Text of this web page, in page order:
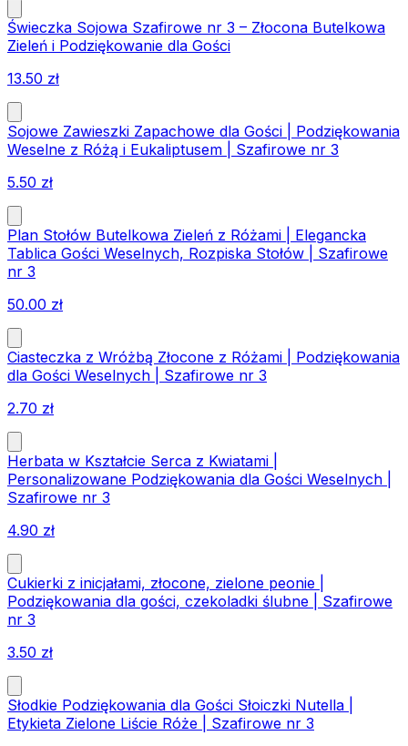
Świeczka Sojowa Szafirowe nr 3 – Złocona Butelkowa
Zieleń i Podziękowanie dla Gości
13.50 zł
Sojowe Zawieszki Zapachowe dla Gości | Podziękowania
Weselne z Różą i Eukaliptusem | Szafirowe nr 3
5.50 zł
Plan Stołów Butelkowa Zieleń z Różami | Elegancka
Tablica Gości Weselnych, Rozpiska Stołów | Szafirowe
nr 3
50.00 zł
Ciasteczka z Wróżbą Złocone z Różami | Podziękowania
dla Gości Weselnych | Szafirowe nr 3
2.70 zł
Herbata w Kształcie Serca z Kwiatami |
Personalizowane Podziękowania dla Gości Weselnych |
Szafirowe nr 3
4.90 zł
Cukierki z inicjałami, złocone, zielone peonie |
Podziękowania dla gości, czekoladki ślubne | Szafirowe
nr 3
3.50 zł
Słodkie Podziękowania dla Gości Słoiczki Nutella |
Etykieta Zielone Liście Róże | Szafirowe nr 3